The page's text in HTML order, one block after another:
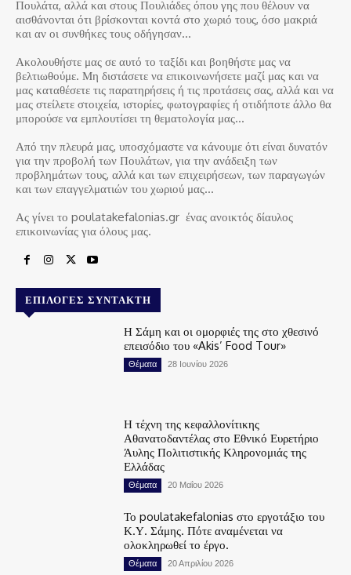
Πουλάτα, αλλά και στους Πουλιάδες όπου γης που θέλουν να
αισθάνονται ότι βρίσκονται κοντά στο χωριό τους, όσο μακριά
και αν οι συνθήκες τους οδήγησαν…
Ακολουθήστε μας σε αυτό το ταξίδι και βοηθήστε μας να
βελτιωθούμε. Μη διστάσετε να επικοινωνήσετε μαζί μας και να
μας καταθέσετε τις παρατηρήσεις ή τις προτάσεις σας, αλλά και να
μας στείλετε στοιχεία, ιστορίες, φωτογραφίες ή οτιδήποτε άλλο θα
μπορούσε να εμπλουτίσει τη θεματολογία μας…
Από την πλευρά μας, υποσχόμαστε να κάνουμε ότι είναι δυνατόν
για την προβολή των Πουλάτων, για την ανάδειξη των
προβλημάτων τους, αλλά και των επιχειρήσεων, των παραγωγών
και των επαγγελματιών του χωριού μας…
Ας γίνει το poulatakefalonias.gr ένας ανοικτός δίαυλος
επικοινωνίας για όλους μας.
ΕΠΙΛΟΓΈΣ ΣΥΝΤΆΚΤΗ
Η Σάμη και οι ομορφιές της στο χθεσινό
επεισόδιο του «Akis’ Food Tour»
Θέματα 28 Ιουνίου 2026
Η τέχνη της κεφαλλονίτικης
Αθανατοδαντέλας στο Εθνικό Ευρετήριο
Άυλης Πολιτιστικής Κληρονομιάς της
Ελλάδας
Θέματα 20 Μαΐου 2026
Το poulatakefalonias στο εργοτάξιο του
Κ.Υ. Σάμης. Πότε αναμένεται να
ολοκληρωθεί το έργο.
Θέματα 20 Απριλίου 2026